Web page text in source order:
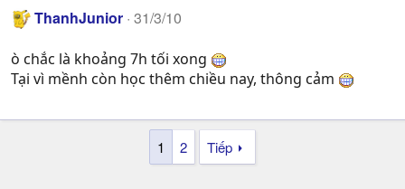
ThanhJunior 31/3/10
ò chắc là khoảng 7h tối xong
Tại vì mềnh còn học thêm chiều nay, thông cảm
1 2 Tiếp